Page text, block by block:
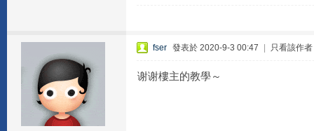
fser 發表於 2020-9-3 00:47 只看該作者
谢谢樓主的教學～